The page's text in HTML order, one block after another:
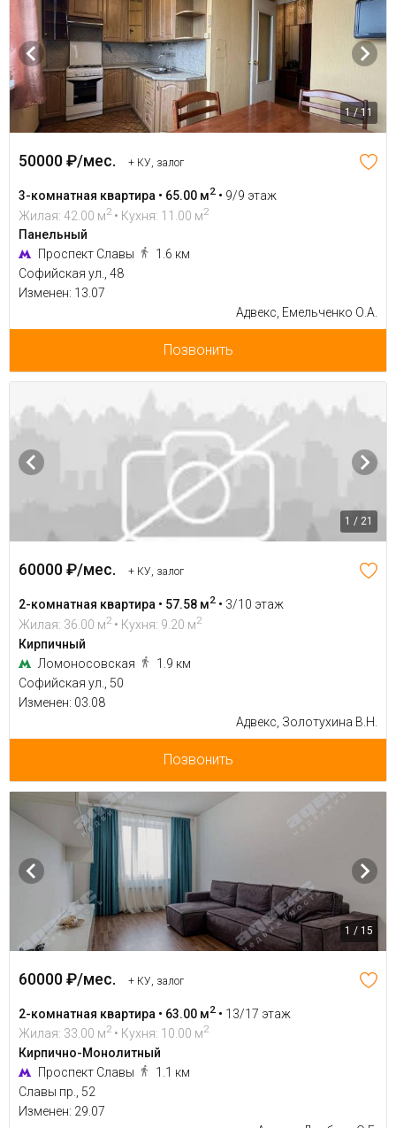
1 / 11
50000 ₽/мес. + КУ, залог
3-комнатная квартира • 65.00 м2 • 9/9 этаж
Жилая: 42.00 м2 • Кухня: 11.00 м2
Панельный
Проспект Славы
1.6 км
Софийская ул., 48
Изменен: 13.07
Адвекс, Емельченко О.А.
Позвонить
1 / 21
60000 ₽/мес. + КУ, залог
2-комнатная квартира • 57.58 м2 • 3/10 этаж
Жилая: 36.00 м2 • Кухня: 9.20 м2
Кирпичный
Ломоносовская
1.9 км
Софийская ул., 50
Изменен: 03.08
Адвекс, Золотухина В.Н.
Позвонить
1 / 15
60000 ₽/мес. + КУ, залог
2-комнатная квартира • 63.00 м2 • 13/17 этаж
Жилая: 33.00 м2 • Кухня: 10.00 м2
Кирпично-Монолитный
Проспект Славы
1.1 км
Славы пр., 52
Изменен: 29.07